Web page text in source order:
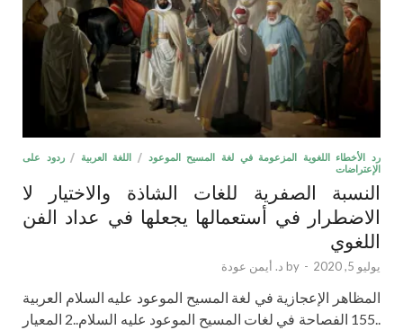
رد الأخطاء اللغوية المزعومة في لغة المسيح الموعود / اللغة العربية /ردود على
الإعتراضات
النسبة الصفرية للغات الشاذة والاختيار لا
الاضطرار في أستعمالها يجعلها في عداد الفن
اللغوي
يوليو 5, 2020 -
by د. أيمن عودة
المظاهر الإعجازية في لغة المسيح الموعود عليه السلام العربية
..155 الفصاحة في لغات المسيح الموعود عليه السلام..2 المعيار